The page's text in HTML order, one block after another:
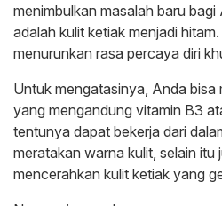
menimbulkan masalah baru
adalah kulit ketiak menjadi
menurunkan rasa percaya diri
Untuk mengatasinya, Anda
yang mengandung vitamin B3
tentunya dapat bekerja dari
meratakan warna kulit, selain itu
mencerahkan kulit ketiak yang